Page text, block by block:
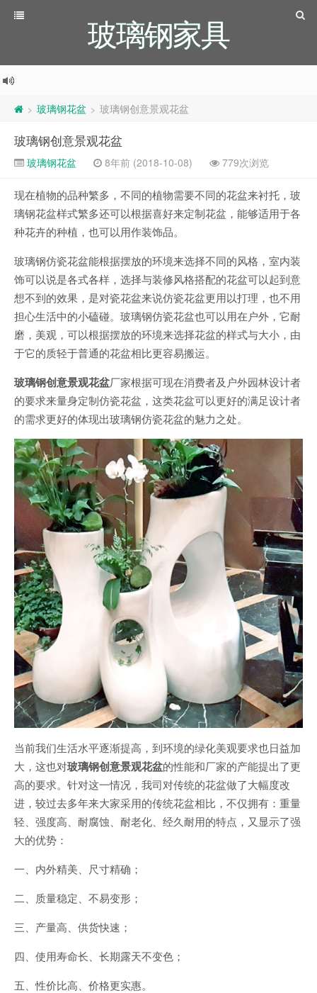
玻璃钢家具
> 玻璃钢花盆 > 玻璃钢创意景观花盆
玻璃钢创意景观花盆
玻璃钢花盆 8年前 (2018-10-08) 779次浏览
现在植物的品种繁多，不同的植物需要不同的花盆来衬托，玻
璃钢花盆样式繁多还可以根据喜好来定制花盆，能够适用于各
种花卉的种植，也可以用作装饰品。
玻璃钢仿瓷花盆能根据摆放的环境来选择不同的风格，室内装
饰可以说是各式各样，选择与装修风格搭配的花盆可以起到意
想不到的效果，是对瓷花盆来说仿瓷花盆更用以打理，也不用
担心生活中的小磕碰。玻璃钢仿瓷花盆也可以用在户外，它耐
磨，美观，可以根据摆放的环境来选择花盆的样式与大小，由
于它的质轻于普通的花盆相比更容易搬运。
玻璃钢创意景观花盆厂家根据可现在消费者及户外园林设计者
的要求来量身定制仿瓷花盆，这类花盆可以更好的满足设计者
的需求更好的体现出玻璃钢仿瓷花盆的魅力之处。
当前我们生活水平逐渐提高，到环境的绿化美观要求也日益加
大，这也对玻璃钢创意景观花盆的性能和厂家的产能提出了更
高的要求。针对这一情况，我司对传统的花盆做了大幅度改
进，较过去多年来大家采用的传统花盆相比，不仅拥有：重量
轻、强度高、耐腐蚀、耐老化、经久耐用的特点，又显示了强
大的优势：
一、内外精美、尺寸精确；
二、质量稳定、不易变形；
三、产量高、供货快速；
四、使用寿命长、长期露天不变色；
五、性价比高、价格更实惠。